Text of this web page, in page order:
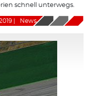
schnell unterwegs.
News